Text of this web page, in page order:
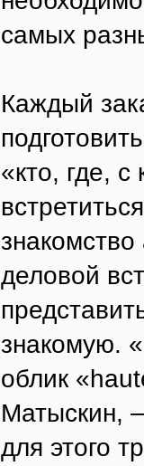
самых
Каждый
«кто, где,
деловой
знакомую.
облик
Матыскин,
для этого